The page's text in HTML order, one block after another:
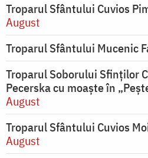
Troparul Sfântului Cuvios
August
Troparul Sfântului Mucenic
Troparul Soborului Sfinților
Pecerska cu moaște în
August
Troparul Sfântului Cuvios
August